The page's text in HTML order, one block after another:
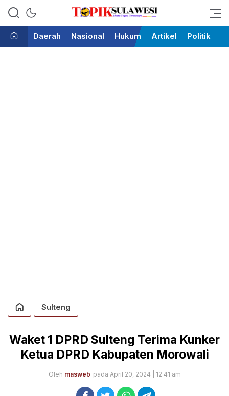
Topik Sulawesi
Bicara Tegas Terpercaya
Daerah
Nasional Hukum Artikel Politik
Sulteng
Waket 1 DPRD Sulteng Terima Kunker
Ketua DPRD Kabupaten Morowali
Oleh masweb pada April 20, 2024 | 12:41 am